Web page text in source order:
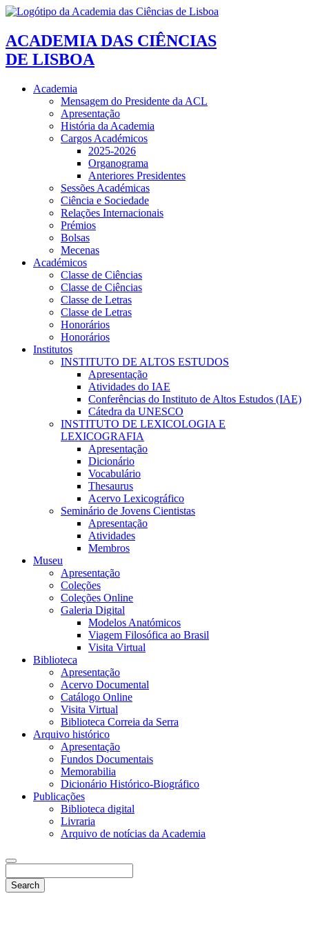
ACADEMIA DAS CIÊNCIAS
DE LISBOA
Academia
Mensagem do Presidente da ACL
Apresentação
História da Academia
Cargos Académicos
2025-2026
Organograma
Anteriores Presidentes
Sessões Académicas
Ciência e Sociedade
Relações Internacionais
Prémios
Bolsas
Mecenas
Académicos
Classe de Ciências
Classe de Ciências
Classe de Letras
Classe de Letras
Honorários
Honorários
Institutos
INSTITUTO DE ALTOS ESTUDOS
Apresentação
Atividades do IAE
Conferências do Instituto de Altos Estudos (IAE)
Cátedra da UNESCO
INSTITUTO DE LEXICOLOGIA E
LEXICOGRAFIA
Apresentação
Dicionário
Vocabulário
Thesaurus
Acervo Lexicográfico
Seminário de Jovens Cientistas
Apresentação
Atividades
Membros
Museu
Apresentação
Coleções
Coleções Online
Galeria Digital
Modelos Anatómicos
Viagem Filosófica ao Brasil
Visita Virtual
Biblioteca
Apresentação
Acervo Documental
Catálogo Online
Visita Virtual
Biblioteca Correia da Serra
Arquivo histórico
Apresentação
Fundos Documentais
Memorabilia
Dicionário Histórico-Biográfico
Publicações
Biblioteca digital
Livraria
Arquivo de notícias da Academia